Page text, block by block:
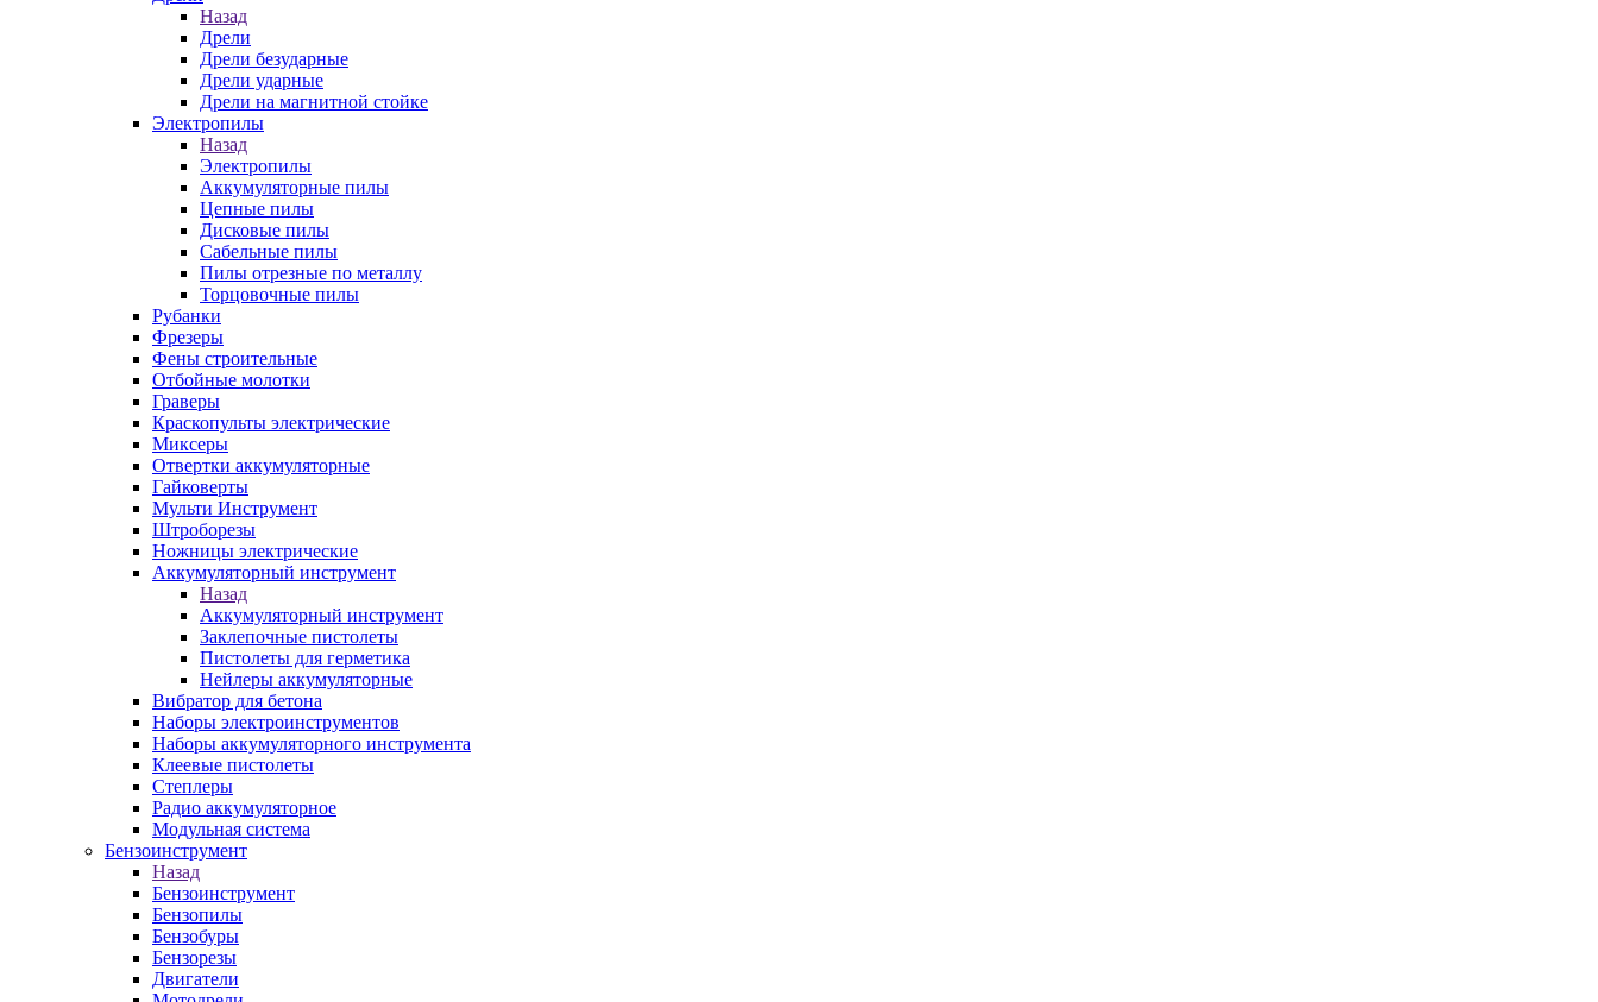
Назад
Дрели
Дрели безударные
Дрели ударные
Дрели на магнитной стойке
Электропилы
Назад
Электропилы
Аккумуляторные пилы
Цепные пилы
Дисковые пилы
Сабельные пилы
Пилы отрезные по металлу
Торцовочные пилы
Рубанки
Фрезеры
Фены строительные
Отбойные молотки
Граверы
Краскопульты электрические
Миксеры
Отвертки аккумуляторные
Гайковерты
Мульти Инструмент
Штроборезы
Ножницы электрические
Аккумуляторный инструмент
Назад
Аккумуляторный инструмент
Заклепочные пистолеты
Пистолеты для герметика
Нейлеры аккумуляторные
Вибратор для бетона
Наборы электроинструментов
Наборы аккумуляторного инструмента
Клеевые пистолеты
Степлеры
Радио аккумуляторное
Модульная система
Бензоинструмент
Назад
Бензоинструмент
Бензопилы
Бензобуры
Бензорезы
Двигатели